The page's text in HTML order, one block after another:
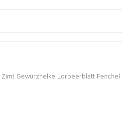
Zimt Gewürznelke Lorbeerblatt Fenchel